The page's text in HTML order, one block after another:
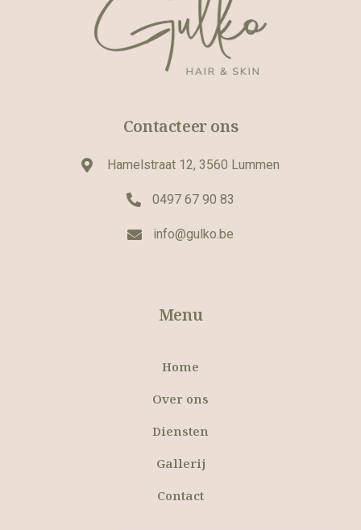
Contacteer ons
Hamelstraat 12, 3560 Lummen
0497 67 90 83
info@gulko.be
Menu
Home
Over ons
Diensten
Gallerij
Contact